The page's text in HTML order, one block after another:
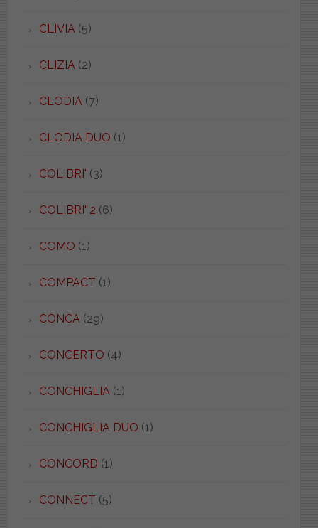
CLIVIA (5)
CLIZIA (2)
CLODIA (7)
CLODIA DUO (1)
COLIBRI' (3)
COLIBRI' 2 (6)
COMO (1)
COMPACT (1)
CONCA (29)
CONCERTO (4)
CONCHIGLIA (1)
CONCHIGLIA DUO (1)
CONCORD (1)
CONNECT (5)